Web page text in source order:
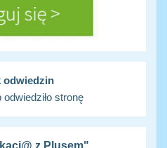
odwiedzin
stronę
z Plusem"